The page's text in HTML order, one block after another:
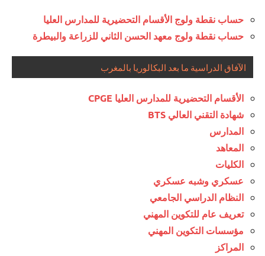
حساب نقطة ولوج الأقسام التحضيرية للمدارس العليا
حساب نقطة ولوج معهد الحسن الثاني للزراعة والبيطرة
الآفاق الدراسية ما بعد البكالوريا بالمغرب
الأقسام التحضيرية للمدارس العليا CPGE
شهادة التقني العالي BTS
المدارس
المعاهد
الكليات
عسكري وشبه عسكري
النظام الدراسي الجامعي
تعريف عام للتكوين المهني
مؤسسات التكوين المهني
المراكز